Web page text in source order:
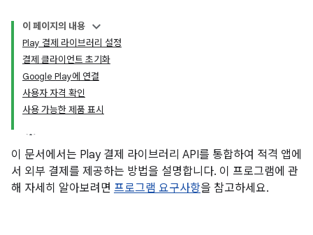
이 페이지의 내용
Play 결제 라이브러리 설정
결제 클라이언트 초기화
Google Play에 연결
사용자 자격 확인
사용 가능한 제품 표시
이 문서에서는 Play 결제 라이브러리 API를 통합하여 적격 앱에
서 외부 결제를 제공하는 방법을 설명합니다. 이 프로그램에 관
해 자세히 알아보려면 프로그램 요구사항을 참고하세요.